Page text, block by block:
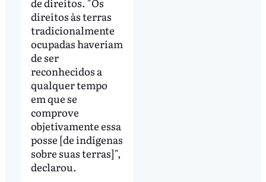
direitos às terras
tradicionalmente
ocupadas haveriam
de ser
reconhecidos a
qualquer tempo
em que se
comprove
objetivamente essa
posse [de indígenas
sobre suas terras]",
declarou.